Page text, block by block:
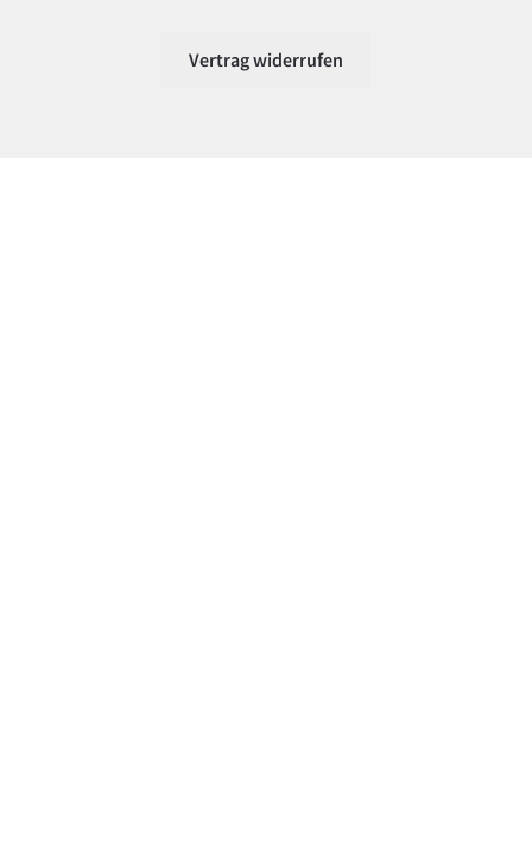
Vertrag widerrufen